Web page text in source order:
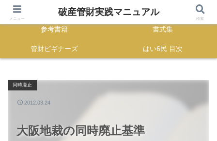
HOME 正誤表
参考書籍 書式集
管財ビギナーズ はい6民 目次
大阪地裁の同時廃止基準
同時廃止
2012.03.24
メニュー
破産管財実践マニュアル
検索